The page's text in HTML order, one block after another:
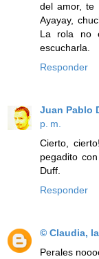
del amor, te
Ayayay,
La rola no
escucharla.
Responder
Juan Pablo
p. m.
Cierto,
pegadito
Duff.
Responder
© Claudia,
Perales